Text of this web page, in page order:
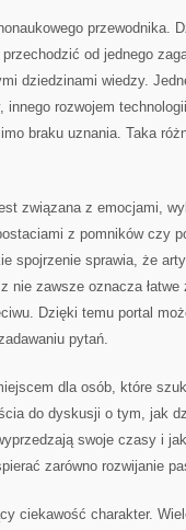
przewodnika.
od jednego
dziedzinami wiedzy.
innego rozwojem
braku uznania. Taka
związana z emocjami,
z pomników czy
spojrzenie sprawia, że
zawsze oznacza łatwe
Dzięki temu portal
pytań.
dla osób, które
do dyskusji o tym, jak
swoje czasy i
zarówno rozwijanie
ciekawość charakter.